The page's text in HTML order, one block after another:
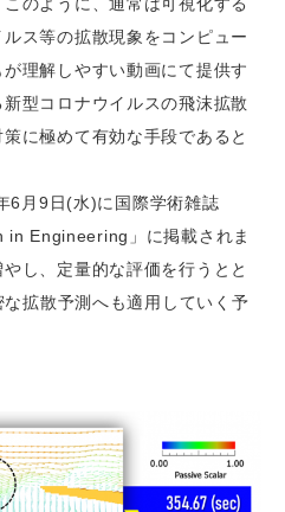
ス等の拡散現象をコンピュー
理解しやすい動画にて提供す
型コロナウイルスの飛沫拡散
に極めて有効な手段であると
月9日(水)に国際学術雑誌
in Engineering」に掲載されま
し、定量的な評価を行うとと
拡散予測へも適用していく予